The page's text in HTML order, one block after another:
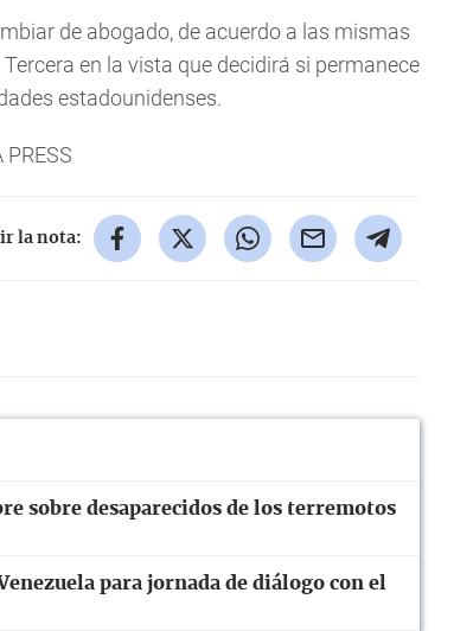
de abogado, de acuerdo a las mismas
en la vista que decidirá si permanece
estadounidenses.
la nota:
sobre desaparecidos de los terremotos
para jornada de diálogo con el